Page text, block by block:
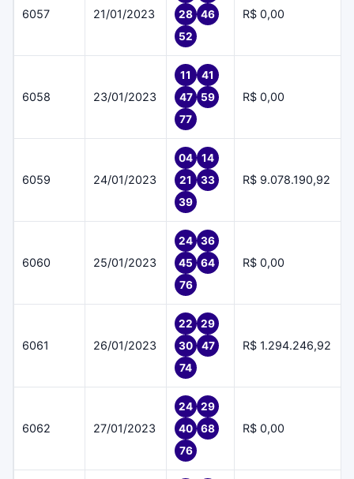
6057 21/01/2023
28
46
52
R$ 0,00
6058 23/01/2023
11
41
47
59
77
R$ 0,00
6059 24/01/2023
04
14
21
33
39
R$ 9.078.190,92
6060 25/01/2023
24
36
45
64
76
R$ 0,00
6061 26/01/2023
22
29
30
47
74
R$ 1.294.246,92
6062 27/01/2023
24
29
40
68
76
R$ 0,00